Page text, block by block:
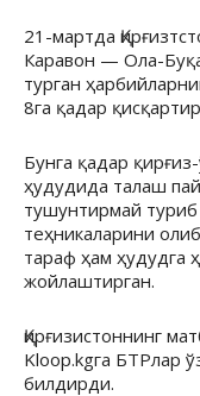
21-мартда
Каравон — Ола-
турган
8га қадар
Бунга қадар
ҳудудида талаш
тушунтирмай
теҳникаларини
тараф ҳам ҳудудга
жойлаштирган.
Қирғизистоннинг
Kloop.kgга БТРлар
билдирди.